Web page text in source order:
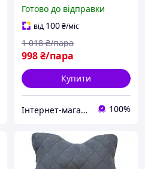
Готово до відправки
від 100₴/міс
998₴/пара
1 018 ₴/пара
Купити
Інтернет-магазин DasHocker 100%